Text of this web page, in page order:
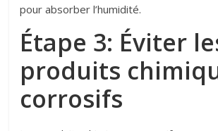
pour absorber l’humidité.
Étape 3: Éviter
produits
corrosifs